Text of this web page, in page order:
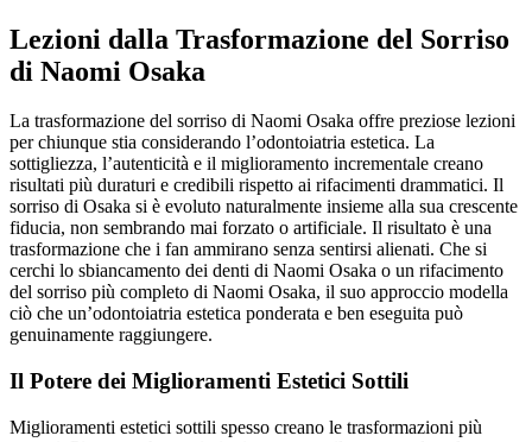
Lezioni dalla Trasformazione del Sorriso
di Naomi Osaka
La trasformazione del sorriso di Naomi Osaka offre preziose lezioni
per chiunque stia considerando l’odontoiatria estetica. La
sottigliezza, l’autenticità e il miglioramento incrementale creano
risultati più duraturi e credibili rispetto ai rifacimenti drammatici. Il
sorriso di Osaka si è evoluto naturalmente insieme alla sua crescente
fiducia, non sembrando mai forzato o artificiale. Il risultato è una
trasformazione che i fan ammirano senza sentirsi alienati. Che si
cerchi lo sbiancamento dei denti di Naomi Osaka o un rifacimento
del sorriso più completo di Naomi Osaka, il suo approccio modella
ciò che un’odontoiatria estetica ponderata e ben eseguita può
genuinamente raggiungere.
Il Potere dei Miglioramenti Estetici Sottili
Miglioramenti estetici sottili spesso creano le trasformazioni più